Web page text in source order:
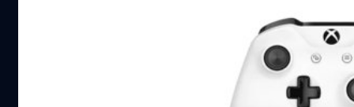
Xbox ซีรีส์ ที่เข้ามาวางขายในประเทศญีปุ่น Xbox ขายไปได้
472,992 เครื่องXbox 360 ขายได้ 1,616,128 เครื่องXbox…
Microsoft ประกาศยุติการผลิต Xbox One
Microsoft หยุดการผลิต Xbox One ทุกรุ่นอย่างเป็นทางการ
เดิมที Microsoft เริ่มยุติการผลิตมาได้สักระยะนึงแล้วตั้งแต่